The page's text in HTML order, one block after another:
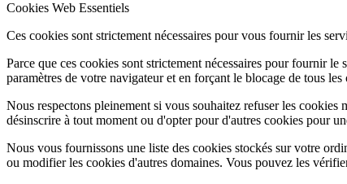
Cookies Web Essentiels
Ces cookies sont strictement nécessaires pour vous fournir les
Parce que ces cookies sont strictement nécessaires pour fournir
paramètres de votre navigateur et en forçant le blocage de tous
Nous respectons pleinement si vous souhaitez refuser les
désinscrire à tout moment ou d'opter pour d'autres cookies pour
Nous vous fournissons une liste des cookies stockés sur votre
ou modifier les cookies d'autres domaines. Vous pouvez les